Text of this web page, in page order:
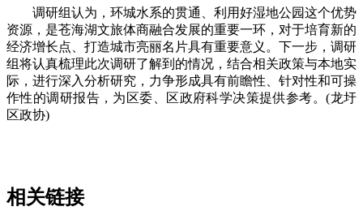
调研组认为，环城水系的贯通、利用好湿地公园这个优势
资源，是苍海湖文旅体商融合发展的重要一环，对于培育新的
经济增长点、打造城市亮丽名片具有重要意义。下一步，调研
组将认真梳理此次调研了解到的情况，结合相关政策与本地实
际，进行深入分析研究，力争形成具有前瞻性、针对性和可操
作性的调研报告，为区委、区政府科学决策提供参考。(龙圩
区政协)
相关链接